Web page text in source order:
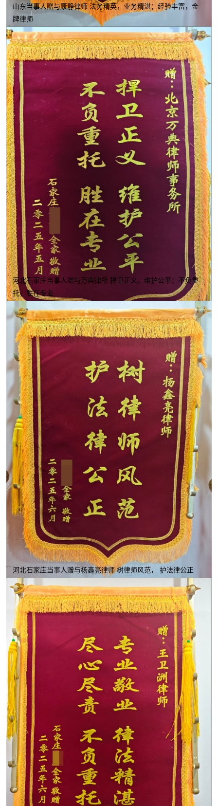
山东当事人赠与康静律师 法务精英，业务精湛；经验丰富，金
牌律师
河北石家庄当事人赠与万典律所 捍卫正义，维护公平；不负重
托，胜在专业
河北石家庄当事人赠与杨鑫亮律师 树律师风范， 护法律公正